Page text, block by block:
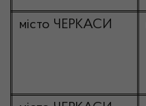
місто ЧЕРКАСИ